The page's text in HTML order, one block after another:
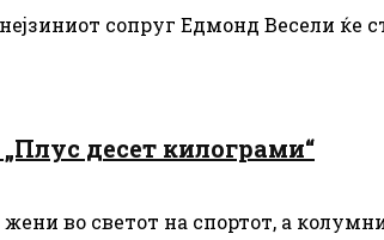
сопруг Едмонд Весели ќе
десет килограми“
во светот на спортот, а